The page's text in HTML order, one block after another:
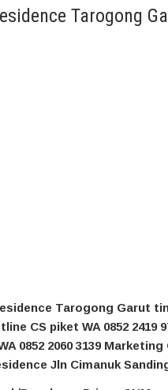
Tarogong
Tarogong Garut
CS piket WA 0852 2419
0852 2060 3139
Jln Cimanuk